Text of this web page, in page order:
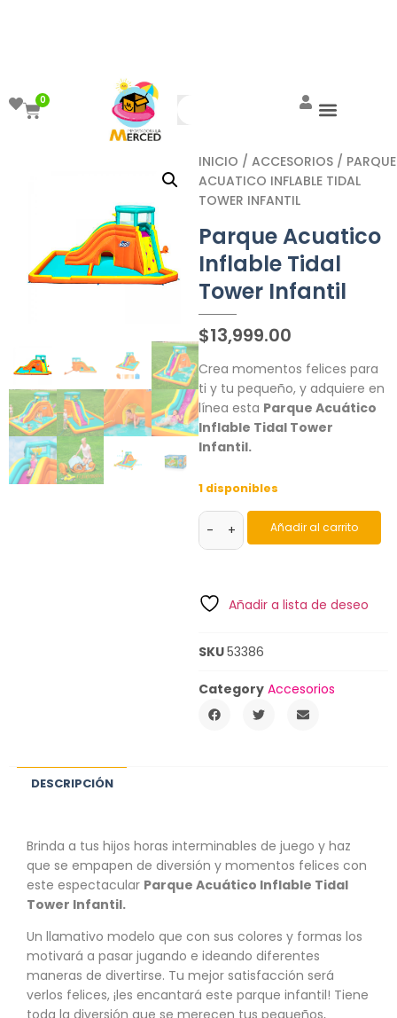
0
INICIO / ACCESORIOS / PARQUE
ACUATICO INFLABLE TIDAL
TOWER INFANTIL
Parque Acuatico
Inflable Tidal
Tower Infantil
$13,999.00
Crea momentos felices para
ti y tu pequeño, y adquiere en
línea esta Parque Acuático
Inflable Tidal Tower
Infantil.
1 disponibles
- + Añadir al carrito
Añadir a lista de deseo
SKU53386
Category Accesorios
DESCRIPCIÓN
Brinda a tus hijos horas interminables de juego y haz
que se empapen de diversión y momentos felices con
este espectacular Parque Acuático Inflable Tidal
Tower Infantil.
Un llamativo modelo que con sus colores y formas los
motivará a pasar jugando e ideando diferentes
maneras de divertirse. Tu mejor satisfacción será
verlos felices, ¡les encantará este parque infantil! Tiene